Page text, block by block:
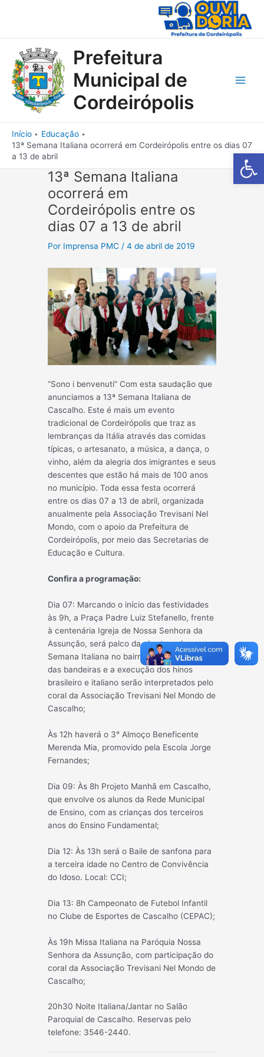
Barra de
Prefeitura
Municipal de
Cordeirópolis
Início
Educação
13ª Semana Italiana ocorrerá em Cordeirópolis entre os dias 07
a 13 de abril
13ª Semana Italiana
ocorrerá em
Cordeirópolis entre os
dias 07 a 13 de abril
Por Imprensa PMC /4 de abril de 2019
“Sono i benvenuti” Com esta saudação que
anunciamos a 13ª Semana Italiana de
Cascalho. Este é mais um evento
tradicional de Cordeirópolis que traz as
lembranças da Itália através das comidas
típicas, o artesanato, a música, a dança, o
vinho, além da alegria dos imigrantes e seus
descentes que estão há mais de 100 anos
no município. Toda essa festa ocorrerá
entre os dias 07 a 13 de abril, organizada
anualmente pela Associação Trevisani Nel
Mondo, com o apoio da Prefeitura de
Cordeirópolis, por meio das Secretarias de
Educação e Cultura.
Confira a programação:
Dia 07: Marcando o início das festividades
às 9h, a Praça Padre Luiz Stefanello, frente
à centenária Igreja de Nossa Senhora da
Assunção, será palco da abertura da
Semana Italiana no bairro. O hasteamento
das bandeiras e a execução dos hinos
brasileiro e italiano serão interpretados pelo
coral da Associação Trevisani Nel Mondo de
Cascalho;
Às 12h haverá o 3° Almoço Beneficente
Merenda Mia, promovido pela Escola Jorge
Fernandes;
Dia 09: Às 8h Projeto Manhã em Cascalho,
que envolve os alunos da Rede Municipal
de Ensino, com as crianças dos terceiros
anos do Ensino Fundamental;
Dia 12: Às 13h será o Baile de sanfona para
a terceira idade no Centro de Convivência
do Idoso. Local: CCI;
Dia 13: 8h Campeonato de Futebol Infantil
no Clube de Esportes de Cascalho (CEPAC);
Às 19h Missa Italiana na Paróquia Nossa
Senhora da Assunção, com participação do
coral da Associação Trevisani Nel Mondo de
Cascalho;
20h30 Noite Italiana/Jantar no Salão
Paroquial de Cascalho. Reservas pelo
telefone: 3546-2440.